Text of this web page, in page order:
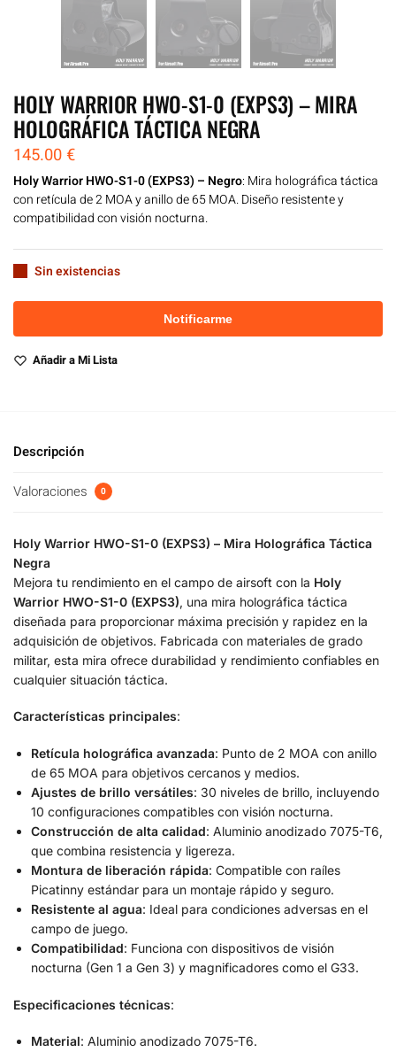
HOLY WARRIOR HWO-S1-0 (EXPS3) – MIRA
HOLOGRÁFICA TÁCTICA NEGRA
145.00€
Holy Warrior HWO-S1-0 (EXPS3) – Negro: Mira holográfica táctica
con retícula de 2 MOA y anillo de 65 MOA. Diseño resistente y
compatibilidad con visión nocturna.
Sin existencias
Añadir a Mi Lista
Descripción
Valoraciones 0
Holy Warrior HWO-S1-0 (EXPS3) – Mira Holográfica Táctica
Negra
Mejora tu rendimiento en el campo de airsoft con la Holy
Warrior HWO-S1-0 (EXPS3), una mira holográfica táctica
diseñada para proporcionar máxima precisión y rapidez en la
adquisición de objetivos. Fabricada con materiales de grado
militar, esta mira ofrece durabilidad y rendimiento confiables en
cualquier situación táctica.
Características principales:
Retícula holográfica avanzada: Punto de 2 MOA con anillo
de 65 MOA para objetivos cercanos y medios.
Ajustes de brillo versátiles: 30 niveles de brillo, incluyendo
10 configuraciones compatibles con visión nocturna.
Construcción de alta calidad: Aluminio anodizado 7075-T6,
que combina resistencia y ligereza.
Montura de liberación rápida: Compatible con raíles
Picatinny estándar para un montaje rápido y seguro.
Resistente al agua: Ideal para condiciones adversas en el
campo de juego.
Compatibilidad: Funciona con dispositivos de visión
nocturna (Gen 1 a Gen 3) y magnificadores como el G33.
Especificaciones técnicas:
Material: Aluminio anodizado 7075-T6.